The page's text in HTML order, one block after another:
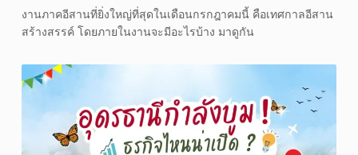
งานภาคอีสานที่ยิ่งใหญ่ที่สุดในเดือนกรกฎาคมนี้ คือเทศกาลอีสาน
สร้างสรรค์ โดยภายในงานจะมีอะไรบ้าง มาดูกัน